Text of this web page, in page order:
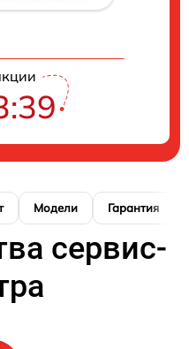
Модели Гарантия
сервис-